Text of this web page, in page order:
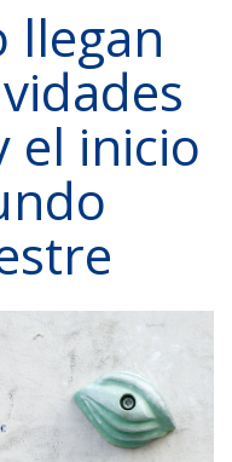
llegan
el inicio